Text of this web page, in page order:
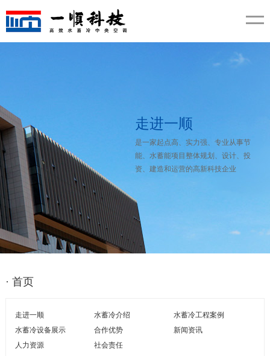
走进一顺
是一家起点高、实力强、专业从事节
能、水蓄能项目整体规划、设计、投
资、建造和运营的高新科技企业
· 首页
走进一顺 水蓄冷介绍
水蓄冷工程案例
水蓄冷设备展示
合作优势
新闻资讯
人力资源
社会责任